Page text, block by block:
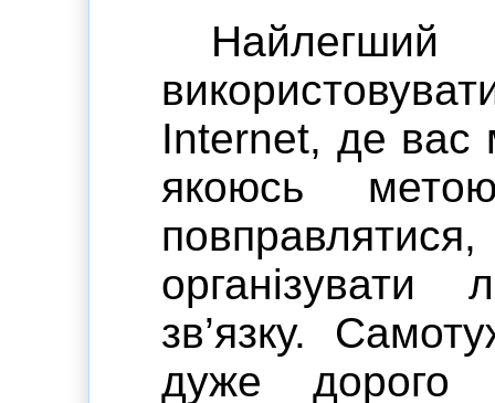
Internet, де вас
якоюсь
організувати
зв’язку.
дуже